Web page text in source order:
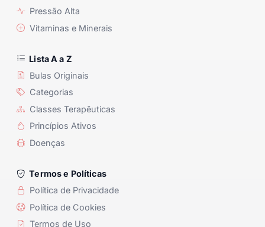
Pressão Alta
Vitaminas e Minerais
Lista A a Z
Bulas Originais
Categorias
Classes Terapêuticas
Princípios Ativos
Doenças
Termos e Políticas
Política de Privacidade
Política de Cookies
Termos de Uso